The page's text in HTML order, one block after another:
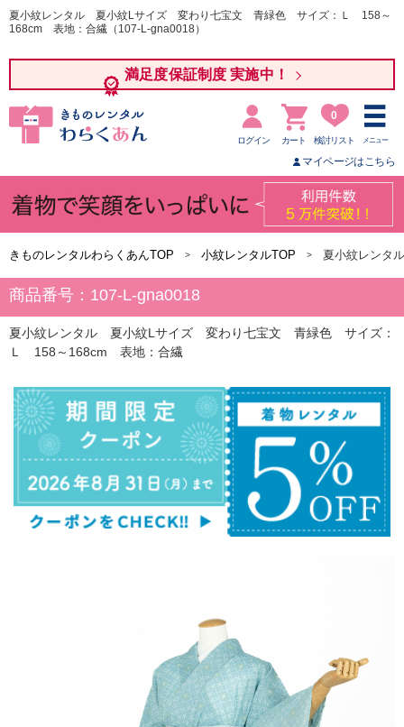
夏小紋レンタル 夏小紋Lサイズ 変わり七宝文 青緑色 サイズ：Ｌ 158～
168cm 表地：合繊（107-L-gna0018）
満足度保証制度 実施中！
ログイン カート
0
検討リスト メニュー
マイページはこちら
きものレンタルわらくあんTOP 小紋レンタルTOP 夏小紋レン
商品番号：107-L-gna0018
夏小紋レンタル 夏小紋Lサイズ 変わり七宝文 青緑色 サイズ：
Ｌ 158～168cm 表地：合繊